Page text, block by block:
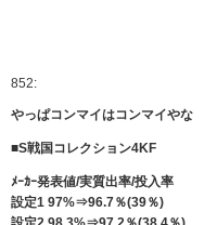
852:
やっぱコンマイはコンマイやな
■S戦国コレクション4KF
ﾒｰｶｰ発表値/実質出率/投入率
設定1 97%⇒96.7％(39％)